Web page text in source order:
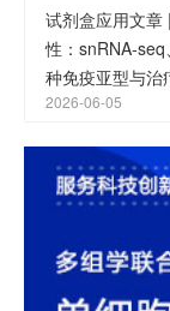
试剂盒应用文章
性：snRNA-
种免疫亚型与治
2026-06-05